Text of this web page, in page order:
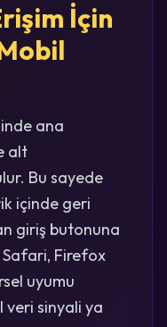
İçin
ana
alt
Bu sayede
içinde geri
giriş butonuna
Safari, Firefox
uyumu
veri sinyali ya